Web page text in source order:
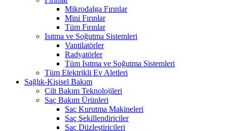
Mikrodalga Fırınlar
Mini Fırınlar
Tüm Fırınlar
Isıtma ve Soğutma Sistemleri
Vantilatörler
Radyatörler
Tüm Isıtma ve Soğutma Sistemleri
Tüm Elektrikli Ev Aletleri
Sağlık-Kişisel Bakım
Cilt Bakım Teknolojileri
Saç Bakım Ürünleri
Saç Kurutma Makineleri
Saç Şekillendiriciler
Saç Düzleştiricileri